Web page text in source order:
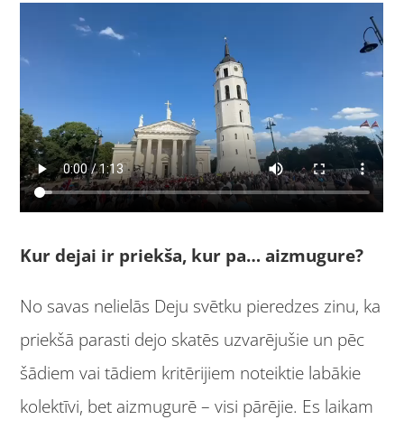
Kur dejai ir priekša, kur pa… aizmugure?
No savas nelielās Deju svētku pieredzes zinu, ka
priekšā parasti dejo skatēs uzvarējušie un pēc
šādiem vai tādiem kritērijiem noteiktie labākie
kolektīvi, bet aizmugurē – visi pārējie. Es laikam